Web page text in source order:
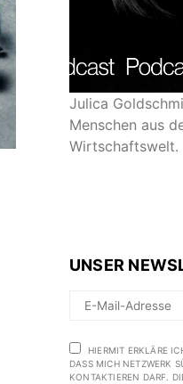
Julica
Menschen aus
Wirtschaftswelt.
UNSER
HIERMIT ERKLÄRE
DASS MICH NETZWERK
KONTAKTIEREN DARF.